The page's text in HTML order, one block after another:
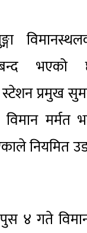
बन्द
प्रमुख
विमान मर्मत
नियमित
४ गते